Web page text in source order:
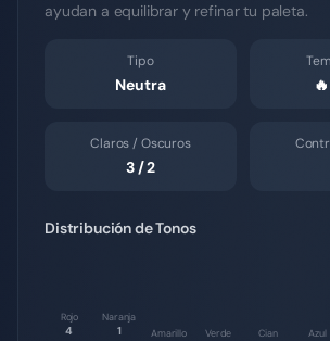
ayudan a equilibrar y refinar tu paleta.
Tipo
Neutra 🔥
Claros / Oscuros
3/2
Distribución de Tonos
Rojo
4
Naranja
1 Amarillo Verde Cian Azul